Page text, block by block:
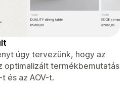
úgy tervezünk, hogy az
optimalizált termékbemutatás
és az AOV-t.